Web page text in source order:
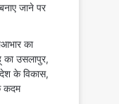
जाने पर
का
का उसलापुर,
के विकास,
कदम